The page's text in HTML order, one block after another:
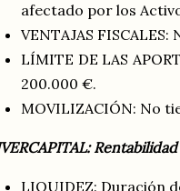
afectado por los
VENTAJAS FISCALES:
LÍMITE DE LAS
200.000 €.
MOVILIZACIÓN: No
LIQUIDEZ: Duración